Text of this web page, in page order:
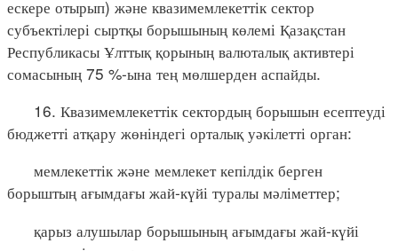
ескере отырып) және квазимемлекеттік сектор
субъектілері сыртқы борышының көлемі Қазақстан
Республикасы Ұлттық қорының валюталық активтері
сомасының 75 %-ына тең мөлшерден аспайды.
16. Квазимемлекеттік сектордың борышын есептеуді
бюджетті атқару жөніндегі орталық уәкілетті орган:
мемлекеттік және мемлекет кепілдік берген
борыштың ағымдағы жай-күйі туралы мәліметтер;
қарыз алушылар борышының ағымдағы жай-күйі